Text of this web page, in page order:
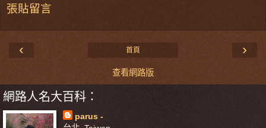
張貼留言
‹ ›
首頁
查看網路版
網路人名大百科：
parus -